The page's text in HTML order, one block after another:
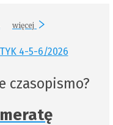
więcej
czasopismo?